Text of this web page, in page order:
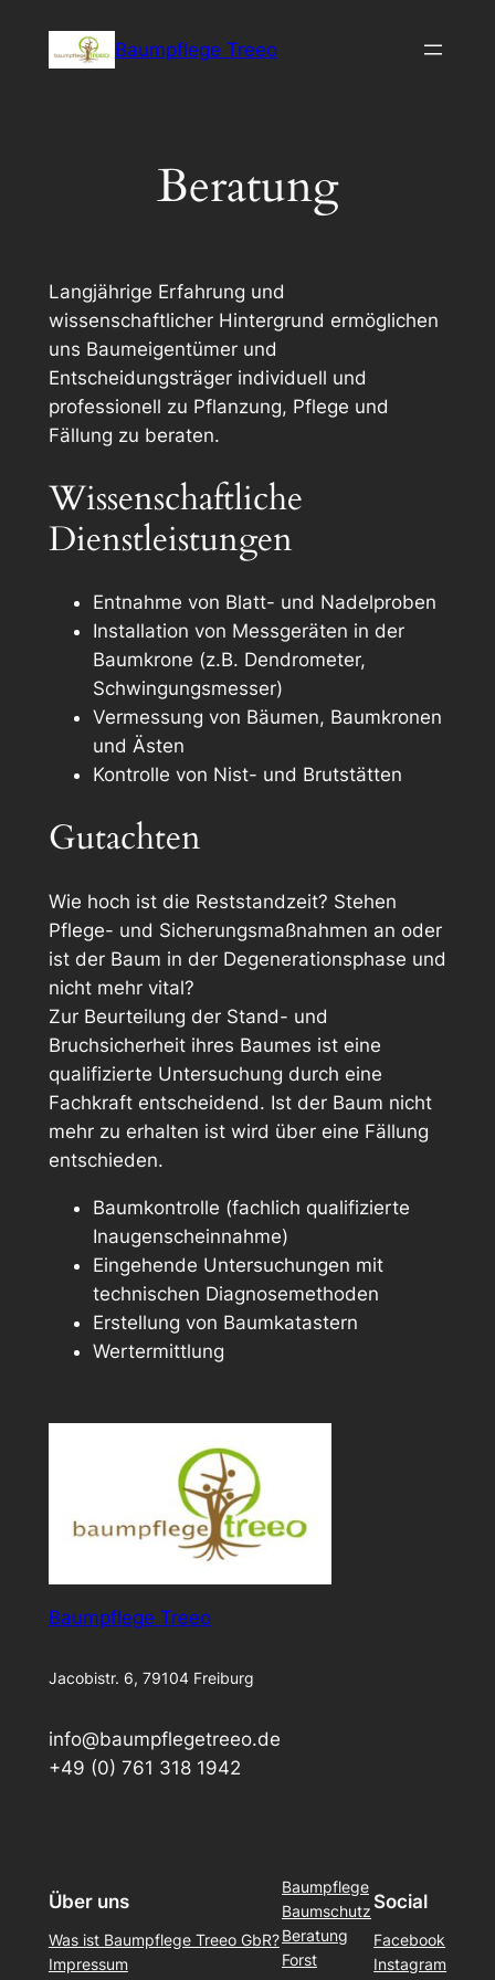
Inhalt
Baumpflege Treeo
Beratung
Langjährige Erfahrung und
wissenschaftlicher Hintergrund ermöglichen
uns Baumeigentümer und
Entscheidungsträger individuell und
professionell zu Pflanzung, Pflege und
Fällung zu beraten.
Wissenschaftliche
Dienstleistungen
Entnahme von Blatt- und Nadelproben
Installation von Messgeräten in der
Baumkrone (z.B. Dendrometer,
Schwingungsmesser)
Vermessung von Bäumen, Baumkronen
und Ästen
Kontrolle von Nist- und Brutstätten
Gutachten
Wie hoch ist die Reststandzeit? Stehen
Pflege- und Sicherungsmaßnahmen an oder
ist der Baum in der Degenerationsphase und
nicht mehr vital?
Zur Beurteilung der Stand- und
Bruchsicherheit ihres Baumes ist eine
qualifizierte Untersuchung durch eine
Fachkraft entscheidend. Ist der Baum nicht
mehr zu erhalten ist wird über eine Fällung
entschieden.
Baumkontrolle (fachlich qualifizierte
Inaugenscheinnahme)
Eingehende Untersuchungen mit
technischen Diagnosemethoden
Erstellung von Baumkatastern
Wertermittlung
Baumpflege Treeo
Jacobistr. 6, 79104 Freiburg
info@baumpflegetreeo.de
+49 (0) 761 318 1942
Über uns
Was ist Baumpflege Treeo GbR?
Impressum
Baumpflege
Baumschutz
Beratung
Forst
Social
Facebook
Instagram